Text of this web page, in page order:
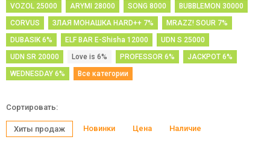
VOZOL 25000
ARYMI 28000 SONG 8000
BUBBLEMON 30000
CORVUS
ЗЛАЯ МОНАШКА HARD++ 7%
MRAZZ! SOUR 7%
DUBASIK 6%
ELF BAR E-Shisha 12000
UDN S 25000
UDN SR 20000
Love is 6% PROFESSOR 6%
JACKPOT 6%
WEDNESDAY 6%
Все категории
Сортировать:
Хиты продаж Новинки Цена Наличие